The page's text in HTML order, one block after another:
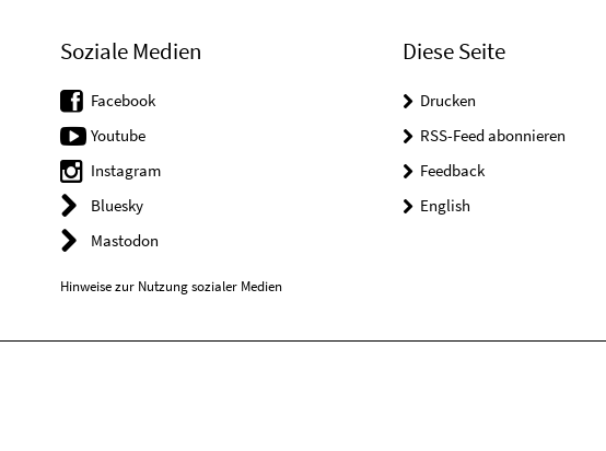
Soziale Medien
Facebook
Youtube
Instagram
Bluesky
Mastodon
Hinweise zur Nutzung sozialer Medien
Diese Seite
Drucken
RSS-Feed abonnieren
Feedback
English